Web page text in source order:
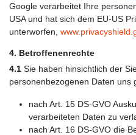
Google verarbeitet Ihre
USA und hat sich dem EU-US
unterworfen,
4. Betroffenenrechte
4.1 Sie haben hinsichtlich der
personenbezogenen Daten uns
nach Art. 15 DS-GVO
verarbeiteten Daten zu
nach Art. 16 DS-GVO die